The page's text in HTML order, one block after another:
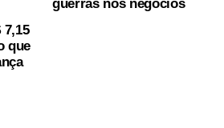
que
guerras nos negócios